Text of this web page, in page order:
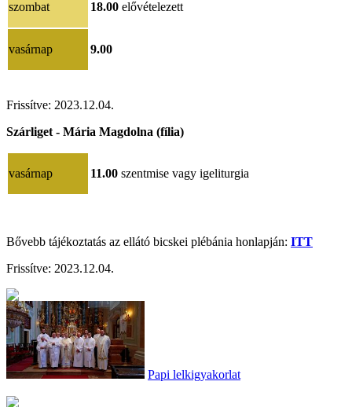
szombat 18.00 elővételezett
vasárnap 9.00
Frissítve: 2023.12.04.
Szárliget - Mária Magdolna (fília)
vasárnap 11.00 szentmise vagy igeliturgia
Bővebb tájékoztatás az ellátó bicskei plébánia honlapján: ITT
Frissítve: 2023.12.04.
Papi lelkigyakorlat